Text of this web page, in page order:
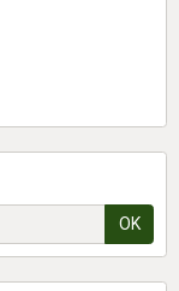
OK